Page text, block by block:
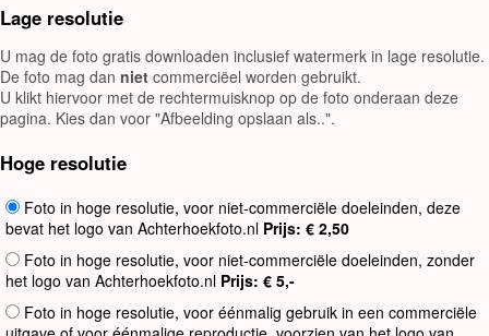
Lage resolutie
U mag de foto gratis downloaden inclusief watermerk in lage resolutie.
De foto mag dan niet commerciëel worden gebruikt.
U klikt hiervoor met de rechtermuisknop op de foto onderaan deze
pagina. Kies dan voor "Afbeelding opslaan als..".
Hoge resolutie
Foto in hoge resolutie, voor niet-commerciële doeleinden, deze
bevat het logo van Achterhoekfoto.nl Prijs: € 2,50
Foto in hoge resolutie, voor niet-commerciële doeleinden, zonder
het logo van Achterhoekfoto.nl Prijs: € 5,-
Foto in hoge resolutie, voor éénmalig gebruik in een commerciële